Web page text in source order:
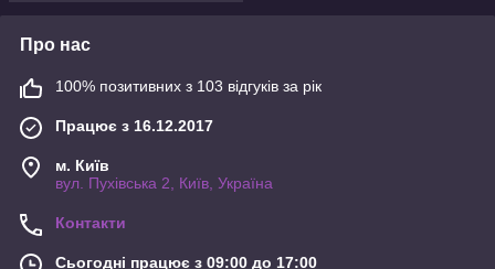
Про нас
100% позитивних з 103 відгуків за рік
Працює з 16.12.2017
м. Київ
вул. Пухівська 2, Київ, Україна
Контакти
Сьогодні працює з 09:00 до 17:00